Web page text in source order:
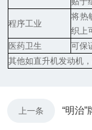
程序工业
将热
织上
医药卫生
可保
其他如直升机发动机
上一条 “明治